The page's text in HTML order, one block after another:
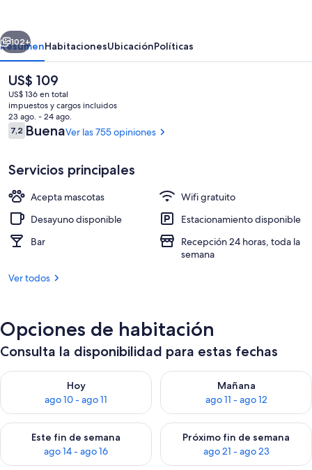
Hostel
Lobby
Siguiente
102+
ResumenHabitacionesUbicaciónPolíticas
El
precio
actual
es
de
US$ 109
US$ 109
US$ 136 en total
impuestos y cargos incluidos
23 ago. - 24 ago.
Opiniones
7,27,2 de 10
BuenaVer las 755 opiniones
Servicios principales
Acepta mascotas
Wifi gratuito
Desayuno disponible
Estacionamiento disponible
Bar
Recepción 24 horas, toda la
semana
Ver todos
Opciones de habitación
Consulta la disponibilidad para estas fechas
Hoy
ago 10 - ago 11
Consulta la disponibilidad para hoy ago 10 - ago 11
Mañana
ago 11 - ago 12
Consulta la disponibilidad
Este fin de semana
ago 14 - ago 16
Consulta la disponibilidad para este fin de semana ago 14 -
Próximo fin de semana
ago 21 - ago 23
Consulta la disponibilidad